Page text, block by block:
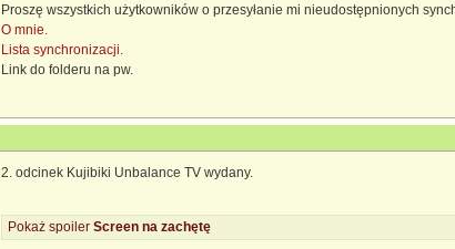
Proszę wszystkich użytkowników o przesyłanie mi nieudostępnionych
O mnie.
Lista synchronizacji.
Link do folderu na pw.
2. odcinek Kujibiki Unbalance TV wydany.
Pokaż spoiler Screen na zachętę